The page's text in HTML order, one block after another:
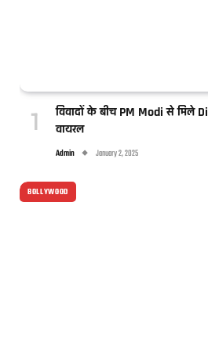
विवादों के बीच PM Modi से मिले
वायरल
Admin January 2, 2025
BOLLYWOOD